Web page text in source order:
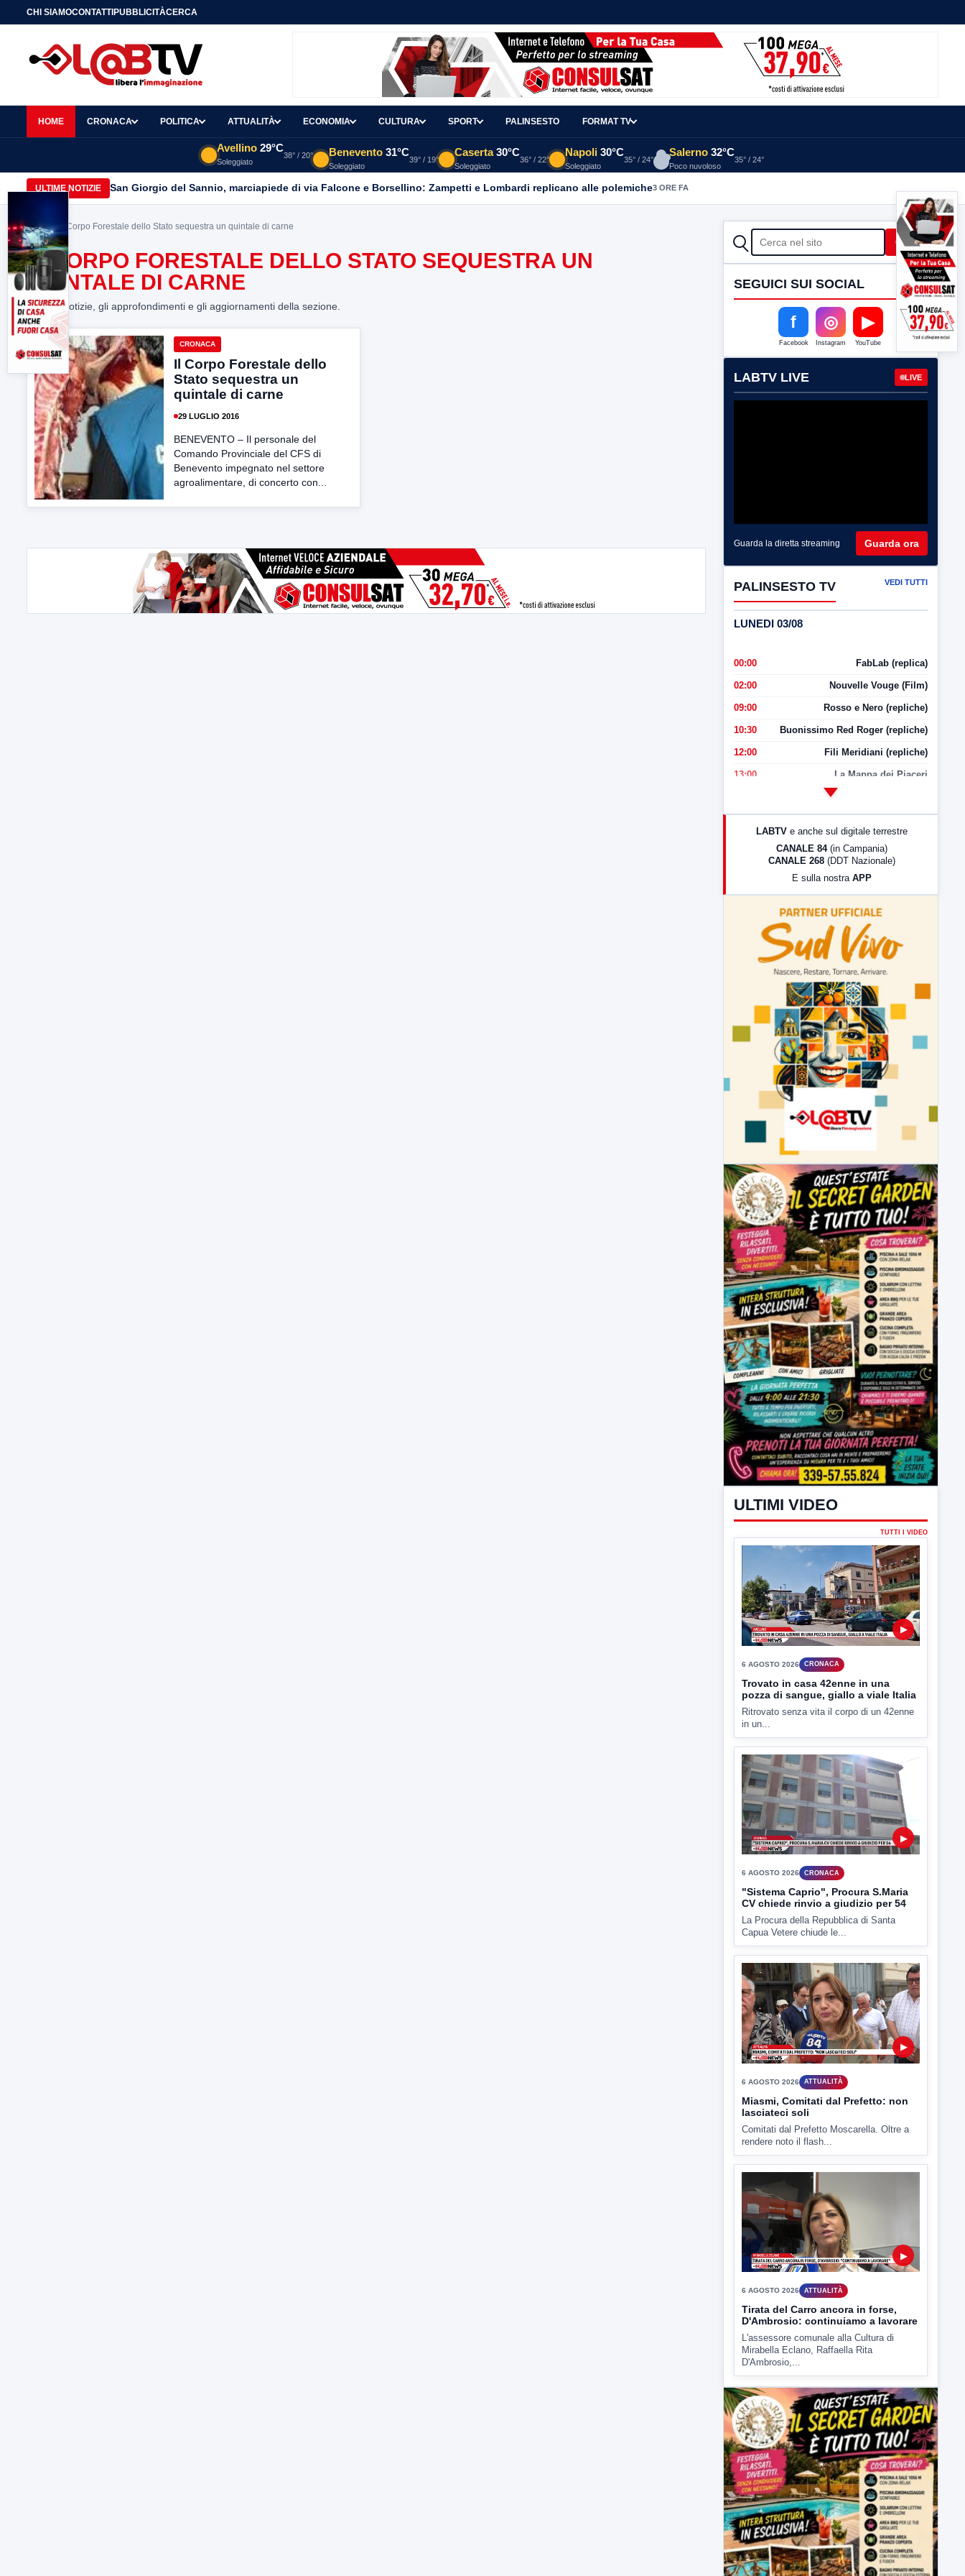
CHI SIAMOCONTATTIPUBBLICITÀCERCA
HOME CRONACA POLITICA ATTUALITÀ ECONOMIA CULTURA SPORT PALINSESTO FORMAT TV
Avellino 29°C
Soleggiato
38° / 20° Benevento 31°C
Soleggiato
39° / 19°
Caserta 30°C
Soleggiato
36° / 22°
Napoli 30°C
Soleggiato
35° / 24°
Salerno 32°C
Poco nuvoloso
35° / 24°
ULTIME NOTIZIE San Giorgio del Sannio, marciapiede di via Falcone e Borsellino: Zampetti e Lombardi replicano alle polemiche3 ORE FA
Home> Il Corpo Forestale dello Stato sequestra un quintale di carne
IL CORPO FORESTALE DELLO STATO SEQUESTRA UN
QUINTALE DI CARNE
Tutte le notizie, gli approfondimenti e gli aggiornamenti della sezione.
CRONACA
Il Corpo Forestale dello
Stato sequestra un
quintale di carne
29 LUGLIO 2016
BENEVENTO – Il personale del
Comando Provinciale del CFS di
Benevento impegnato nel settore
agroalimentare, di concerto con...
CERCA Cerca
SEGUICI SUI SOCIAL
f
Facebook
◎
Instagram
▶
YouTube
LABTV LIVE LIVE
Guarda la diretta streaming Guarda ora
PALINSESTO TV VEDI TUTTI
LUNEDI 03/08
00:00 FabLab (replica)
02:00 Nouvelle Vouge (Film)
09:00 Rosso e Nero (repliche)
10:30 Buonissimo Red Roger (repliche)
12:00 Fili Meridiani (repliche)
13:00 La Mappa dei Piaceri
LabNews (Diretta)
LabNews (replica)
LABTV e anche sul digitale terrestre
CANALE 84 (in Campania)
CANALE 268 (DDT Nazionale)
E sulla nostra APP
ULTIMI VIDEO
TUTTI I VIDEO
▶
6 AGOSTO 2026 CRONACA
Trovato in casa 42enne in una
pozza di sangue, giallo a viale Italia
Ritrovato senza vita il corpo di un 42enne
6 AGOSTO 2026 CRONACA
La Procura della Repubblica di Santa
Capua Vetere chiude le...
▶
6 AGOSTO 2026 ATTUALITÀ
Miasmi, Comitati dal Prefetto: non
Comitati dal Prefetto Moscarella. Oltre a
rendere noto il flash...
6 AGOSTO 2026 ATTUALITÀ
L'assessore comunale alla Cultura di
Mirabella Eclano, Raffaella Rita
D'Ambrosio,...